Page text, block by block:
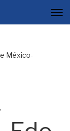
México-